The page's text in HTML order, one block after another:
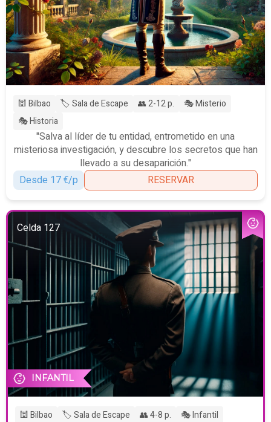
🕍 Bilbao 🏷️ Sala de Escape 👥 2-12 p.
🎭 Misterio
🎭 Historia
"Salva al líder de tu entidad, entrometido en una
misteriosa investigación, y descubre los secretos que han
llevado a su desaparición."
Desde 17 €/p
RESERVAR
Celda 127
INFANTIL
🕍 Bilbao 🏷️ Sala de Escape 👥 4-8 p.
🎭 Infantil